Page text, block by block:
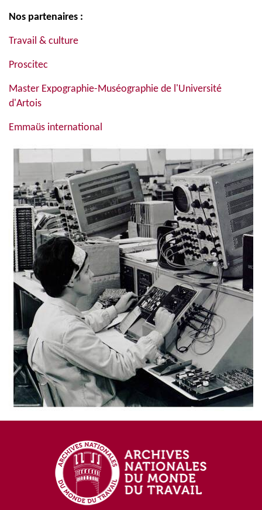
Nos partenaires :
Travail & culture
Proscitec
Master Expographie-Muséographie de l'Université
d'Artois
Emmaüs international